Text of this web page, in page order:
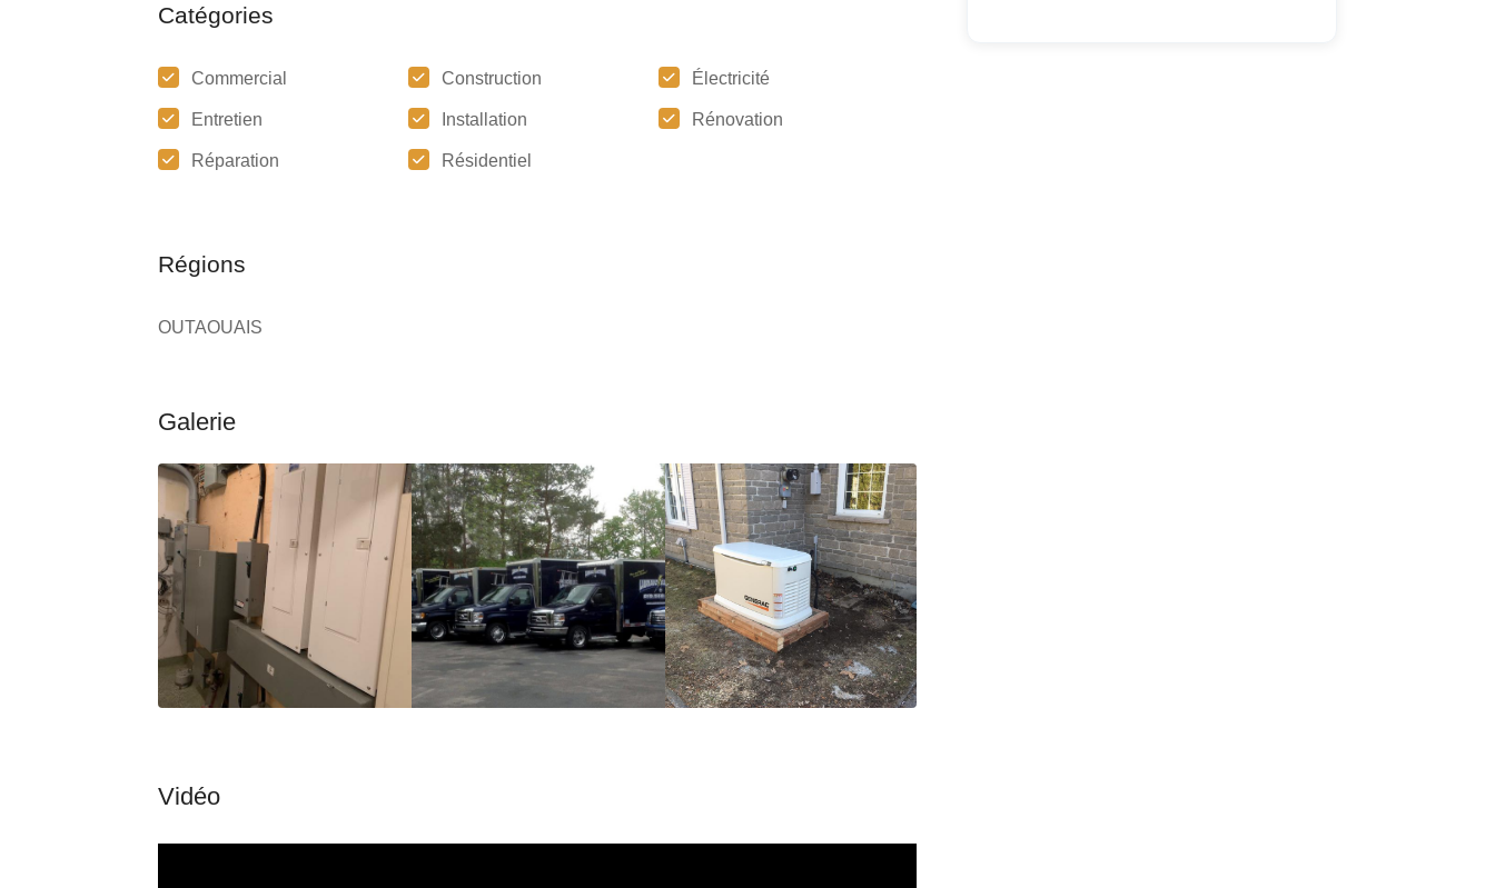
Catégories
Commercial Construction Électricité
Entretien Installation Rénovation
Réparation Résidentiel
Régions
OUTAOUAIS